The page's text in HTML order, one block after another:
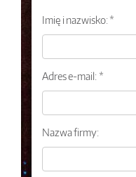
Imię i nazwisko: *
Adres e-mail: *
Nazwa firmy: